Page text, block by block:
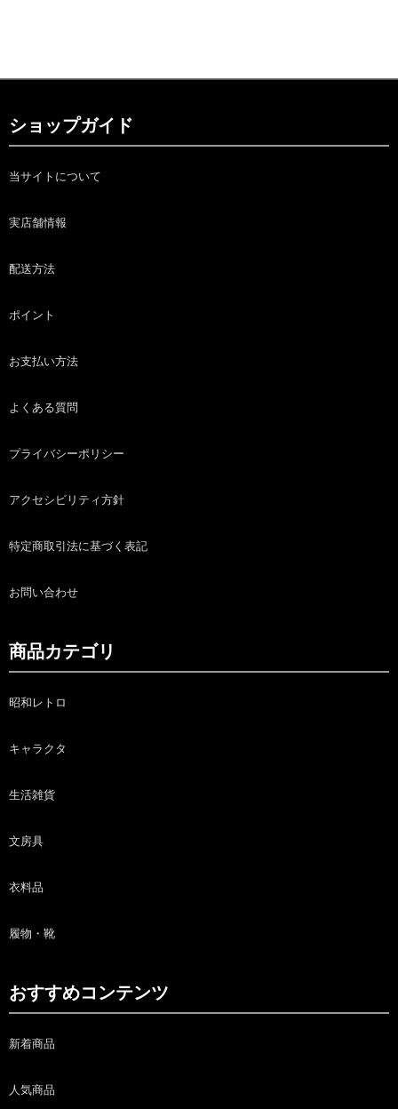
ショップガイド
当サイトについて
実店舗情報
配送方法
ポイント
お支払い方法
よくある質問
プライバシーポリシー
アクセシビリティ方針
特定商取引法に基づく表記
お問い合わせ
商品カテゴリ
昭和レトロ
キャラクタ
生活雑貨
文房具
衣料品
履物・靴
おすすめコンテンツ
新着商品
人気商品